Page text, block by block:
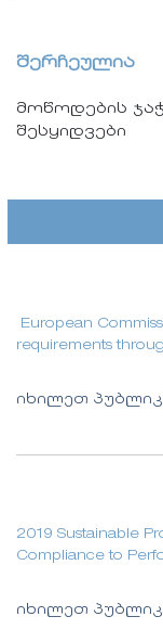
შერჩეულია
მოწოდების
შესყიდვები
European
requirements
იხილეთ
2019 Sustainable
Compliance to
იხილეთ